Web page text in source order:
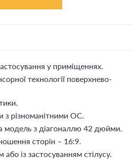
у приміщеннях.
технології поверхнево-
з різноманітними ОС.
з діагоналлю 42 дюйми.
сторін – 16:9.
із застосуванням стілусу.